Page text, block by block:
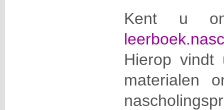
Kent u
Hierop vindt
materialen